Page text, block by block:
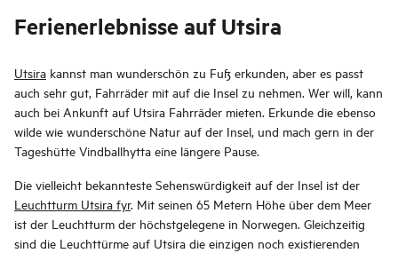
Ferienerlebnisse auf Utsira
Utsira kannst man wunderschön zu Fuß erkunden, aber es passt
auch sehr gut, Fahrräder mit auf die Insel zu nehmen. Wer will, kann
auch bei Ankunft auf Utsira Fahrräder mieten. Erkunde die ebenso
wilde wie wunderschöne Natur auf der Insel, und mach gern in der
Tageshütte Vindballhytta eine längere Pause.
Die vielleicht bekannteste Sehenswürdigkeit auf der Insel ist der
Leuchtturm Utsira fyr. Mit seinen 65 Metern Höhe über dem Meer
ist der Leuchtturm der höchstgelegene in Norwegen. Gleichzeitig
sind die Leuchttürme auf Utsira die einzigen noch existierenden